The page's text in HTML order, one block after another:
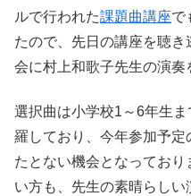
ルで行われた課題曲講座で
たので、先日の講座を聴
会に村上和歌子先生の演奏
選択曲は小学校1～6年生
羅しており、今年参加予定
たとない機会となってお
い方も、先生の素晴らし